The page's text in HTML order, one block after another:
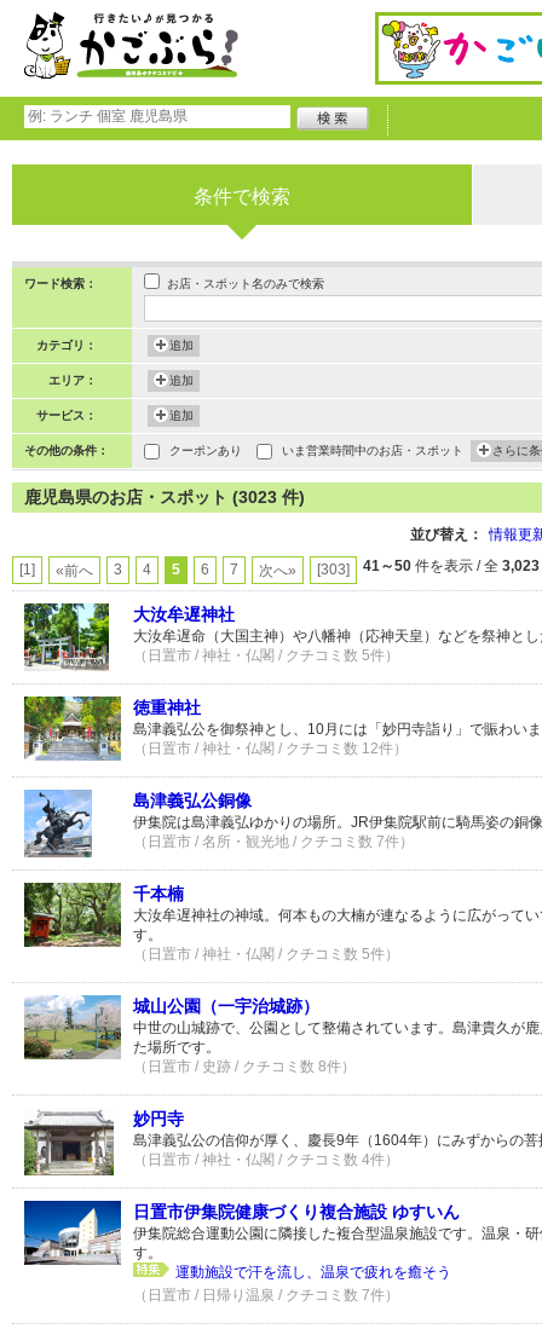
条件で検索
ワード検索： お店・スポット名のみで検索
カテゴリ： 追加
エリア： 追加
サービス： 追加
その他の条件： クーポンあり いま営業時間中のお店・スポット さらに
鹿児島県のお店・スポット (3023 件)
並び替え： 情報更
[1] «前へ 3 4 5 6 7 次へ» [303] 41～50 件を表示 / 全 3,023
大汝牟遅神社
大汝牟遅命（大国主神）や八幡神（応神天皇）などを祭神と
（日置市 / 神社・仏閣 / クチコミ数 5件）
徳重神社
島津義弘公を御祭神とし、10月には「妙円寺詣り」で賑わい
（日置市 / 神社・仏閣 / クチコミ数 12件）
島津義弘公銅像
伊集院は島津義弘ゆかりの場所。JR伊集院駅前に騎馬姿の銅
（日置市 / 名所・観光地 / クチコミ数 7件）
千本楠
大汝牟遅神社の神域。何本もの大楠が連なるように広がって
す。
（日置市 / 神社・仏閣 / クチコミ数 5件）
城山公園（一宇治城跡）
中世の山城跡で、公園として整備されています。島津貴久が
た場所です。
（日置市 / 史跡 / クチコミ数 8件）
妙円寺
島津義弘公の信仰が厚く、慶長9年（1604年）にみずからの
（日置市 / 神社・仏閣 / クチコミ数 4件）
日置市伊集院健康づくり複合施設 ゆすいん
伊集院総合運動公園に隣接した複合型温泉施設です。温泉・
す。
運動施設で汗を流し、温泉で疲れを癒そう
（日置市 / 日帰り温泉 / クチコミ数 7件）